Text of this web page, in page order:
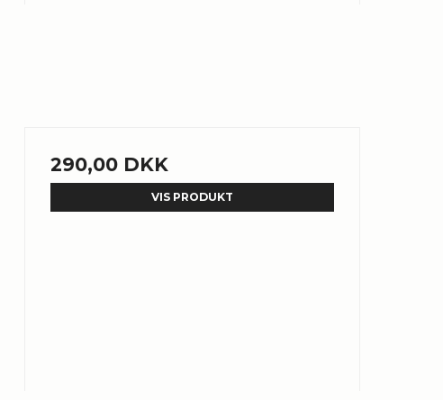
290,00 DKK
VIS PRODUKT